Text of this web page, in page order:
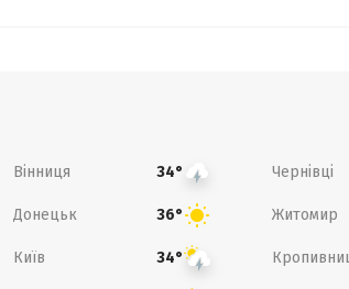
Вінниця 34° Чернівці
Донецьк 36° Житомир
Київ 34°